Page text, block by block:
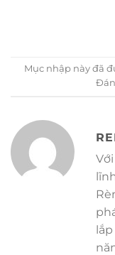
Mục nhập này đã